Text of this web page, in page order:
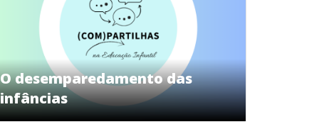
O desemparedamento das
infâncias